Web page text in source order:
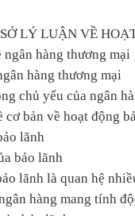
LÝ LUẬN VỀ
ngân hàng thương mại
hàng thương mại
chủ yếu của ngân
cơ bản về hoạt động
lãnh
bảo lãnh
lãnh là quan hệ
hàng mang tính